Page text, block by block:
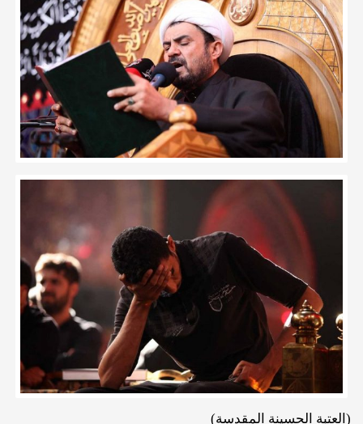
(العتبة الحسينة المقدسة)